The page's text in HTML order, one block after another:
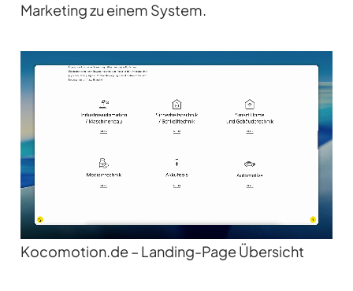
Marketing zu einem System.
Kocomotion.de – Landing-Page Übersicht